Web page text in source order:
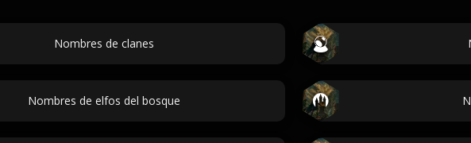
Nombres de clanes
Nombres de elfos del bosque